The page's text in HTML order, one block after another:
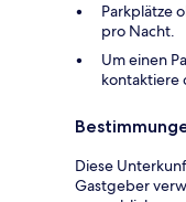
Parkplätze
pro Nacht.
Um einen
kontaktiere
Diese
Gastgeber